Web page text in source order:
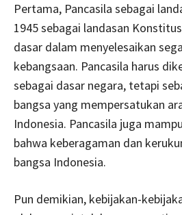
Pertama, Pancasila sebagai
1945 sebagai landasan
dasar dalam menyelesaikan
kebangsaan. Pancasila harus
sebagai dasar negara, tetapi
bangsa yang mempersatukan
Indonesia. Pancasila juga
bahwa keberagaman dan
bangsa Indonesia.
Pun demikian, kebijakan-